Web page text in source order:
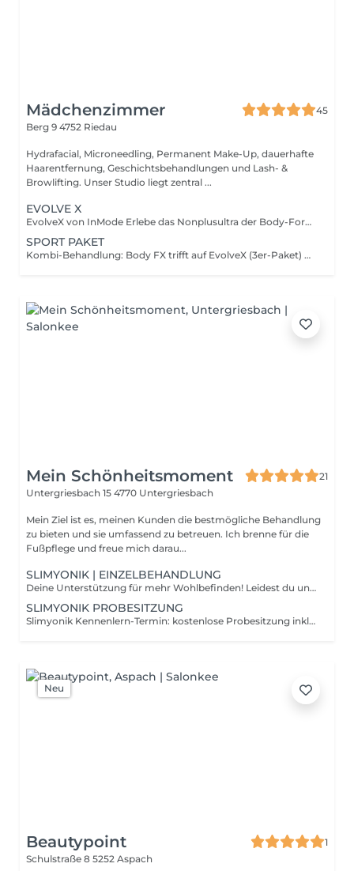
Mädchenzimmer
45
Berg 9 4752 Riedau
Hydrafacial, Microneedling, Permanent Make-Up, dauerhafte
Haarentfernung, Geschichtsbehandlungen und Lash- &
Browlifting. Unser Studio liegt zentral ...
EVOLVE X
EvolveX von InMode Erlebe das Nonplusultra der Body-Forming-Technologie! Mit EvolveX von InMode werden Fettabbau, Muskelstraffung und Hautfestigung in einer einzigen Behandlung vereint. Durch fortschrittliche Radiofrequenz- und EMS-Technologie (Elektrische Muskelstimulation) formt und strafft EvolveX gezielt Deinen Körper und sorgt für eine sichtbar definierte Silhouette. Deine Vorteile auf einen Blick: Hocheffiziente Fettreduktion: Schonendes Verfahren ohne OP Gezielte Muskelkräftigung: EMS-Technologie für spürbar festere Muskeln Hautstraffung & Kollagenaufbau: Unterstützt ein jugendliches, glattes Hautbild Minimalinvasiv: Keine langen Ausfallzeiten, schnelle Erholung Buche jetzt Deine EvolveX-Behandlung und erlebe, wie modernste Technologie Dein Körperbild nachhaltig verbessern kann!
SPORT PAKET
Kombi-Behandlung: Body FX trifft auf EvolveX (3er-Paket) Erlebe die perfekte Synergie modernster Body-Forming-Technologien! Unsere Kombi-Behandlung vereint Body FX und EvolveX zu einem effektiven Rundum-Programm für straffere Konturen und eine definierte Silhouette. Was Dich erwartet: Tiefenwirksame Fettreduktion: Durch zielgerichtete Wärmebehandlung werden Fettdepots schonend abgebaut. Straffung & Glättung: Haut und Gewebe profitieren von der durch die Behandlung angeregten Collagenbildung. Individuell & effektiv: Perfekt auf Dich abgestimmt, steigern die aufeinander abgestimmten Technologien gemeinsam die Wirksamkeit.
Mein Schönheitsmoment
21
Untergriesbach 15 4770 Untergriesbach
Mein Ziel ist es, meinen Kunden die bestmögliche Behandlung
zu bieten und sie umfassend zu betreuen. Ich brenne für die
Fußpflege und freue mich darau...
SLIMYONIK | EINZELBEHANDLUNG
Deine Unterstützung für mehr Wohlbefinden! Leidest du unter Wassereinlagerungen, schlechter Durchblutung, Stoffwechselproblemen oder Übersäuerung? Dann ist der Slimyonik Bodystyler genau das Richtige für dich! - Fördert den Lymphfluss & die Durchblutung - Unterstützt den Stoffwechsel & die Entgiftung - Lindert Wassereinlagerungen & hilft der Hautstraffung - Tiefenentspannung einfach zurücklehnen & genießen
SLIMYONIK PROBESITZUNG
Slimyonik Kennenlern-Termin: kostenlose Probesitzung inklusive Behandlung & Beratung
Neu
Beautypoint
1
Schulstraße 8 5252 Aspach